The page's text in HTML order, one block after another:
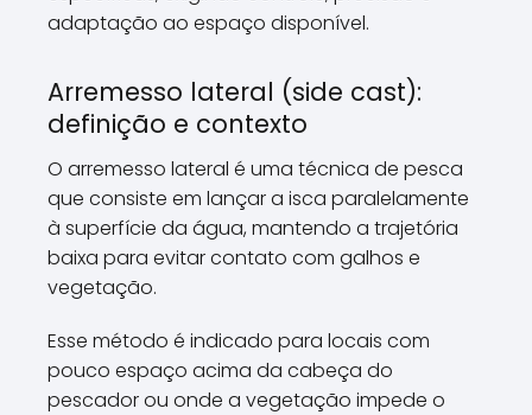
adaptação ao espaço disponível.
Arremesso lateral (side cast):
definição e contexto
O arremesso lateral é uma técnica de pesca
que consiste em lançar a isca paralelamente
à superfície da água, mantendo a trajetória
baixa para evitar contato com galhos e
vegetação.
Esse método é indicado para locais com
pouco espaço acima da cabeça do
pescador ou onde a vegetação impede o